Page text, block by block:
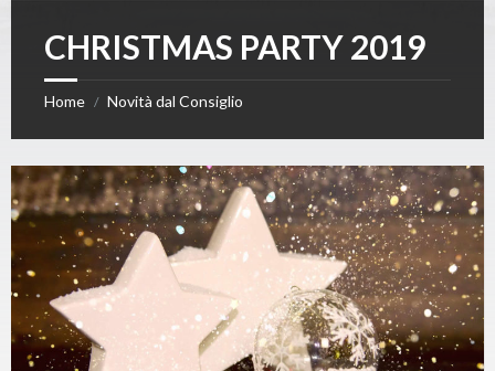
CHRISTMAS PARTY 2019
Home / Novità dal Consiglio